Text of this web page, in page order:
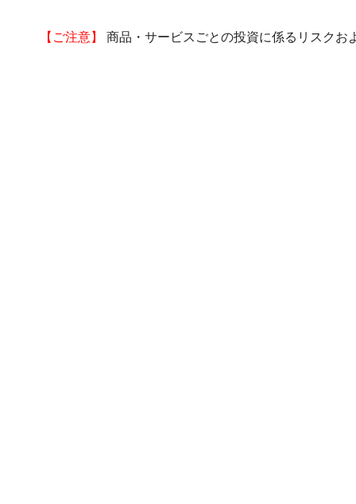
【ご注意】 商品・サービスごとの投資に係るリスクお